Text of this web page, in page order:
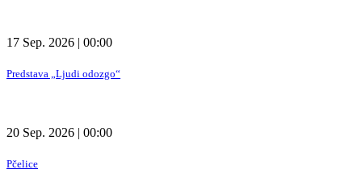
17 Sep. 2026 | 00:00
Predstava „Ljudi odozgo“
20 Sep. 2026 | 00:00
Pčelice